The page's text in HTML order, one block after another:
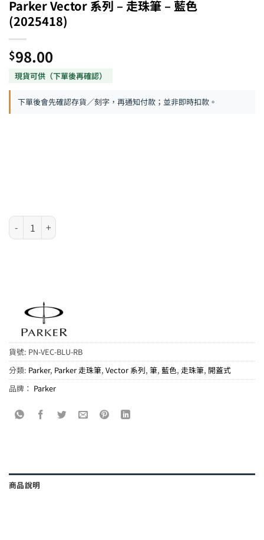
Parker Vector 系列 – 走珠筆 – 藍色
(2025418)
$98.00
下單後會先確認存貨／刻字，再通知付款；並非即時扣款。
Parker Vector 系列 - 走珠筆 - 藍色 (2025418) 數量
貨號: PN-VEC-BLU-RB
分類: Parker, Parker 走珠筆, Vector 系列, 筆, 藍色, 走珠筆, 開蓋式
品牌： Parker
商品說明